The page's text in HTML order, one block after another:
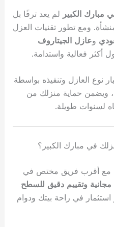
الكبير لم يعد ترفًا بل
ومع تطور تقنيات العزل
وعازل الجيتاروف
أكثر فعالية واستدامة.
نوع العازل وتنفيذه بواسطة
ويضمن حماية منزلك من
لسنوات طويلة.
في مبارك الكبير؟
مع أقرب فريق مختص في
مجانية وتقييم دقيق للسطح
استثمار في راحة بيتك ودوام